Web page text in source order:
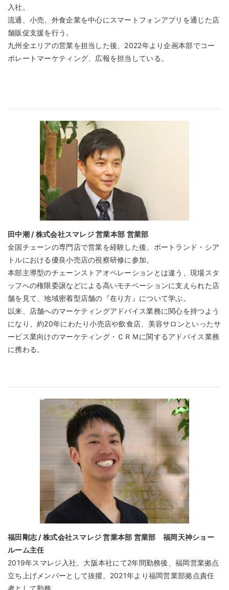
入社。
流通、小売、外食企業を中心にスマートフォンアプリを通じた店
舗販促支援を行う。
九州全エリアの営業を担当した後、2022年より企画本部でコー
ポレートマーケティング、広報を担当している。
田中潮 / 株式会社スマレジ 営業本部 営業部
全国チェーンの専門店で営業を経験した後、ポートランド・シア
トルにおける優良小売店の視察研修に参加。
本部主導型のチェーンストアオペレーションとは違う、現場スタ
ッフへの権限委譲などによる高いモチベーションに支えられた店
舗を見て、地域密着型店舗の『在り方』について学ぶ。
以来、店舗へのマーケティングアドバイス業務に関心を持つよう
になり、約20年にわたり小売店や飲食店、美容サロンといったサ
ービス業向けのマーケティング・ＣＲＭに関するアドバイス業務
に携わる。
福田剛志 / 株式会社スマレジ 営業本部 営業部 福岡天神ショー
ルーム主任
2019年スマレジ入社。大阪本社にて2年間勤務後、福岡営業拠点
立ち上げメンバーとして抜擢。2021年より福岡営業部拠点責任
者として勤務。